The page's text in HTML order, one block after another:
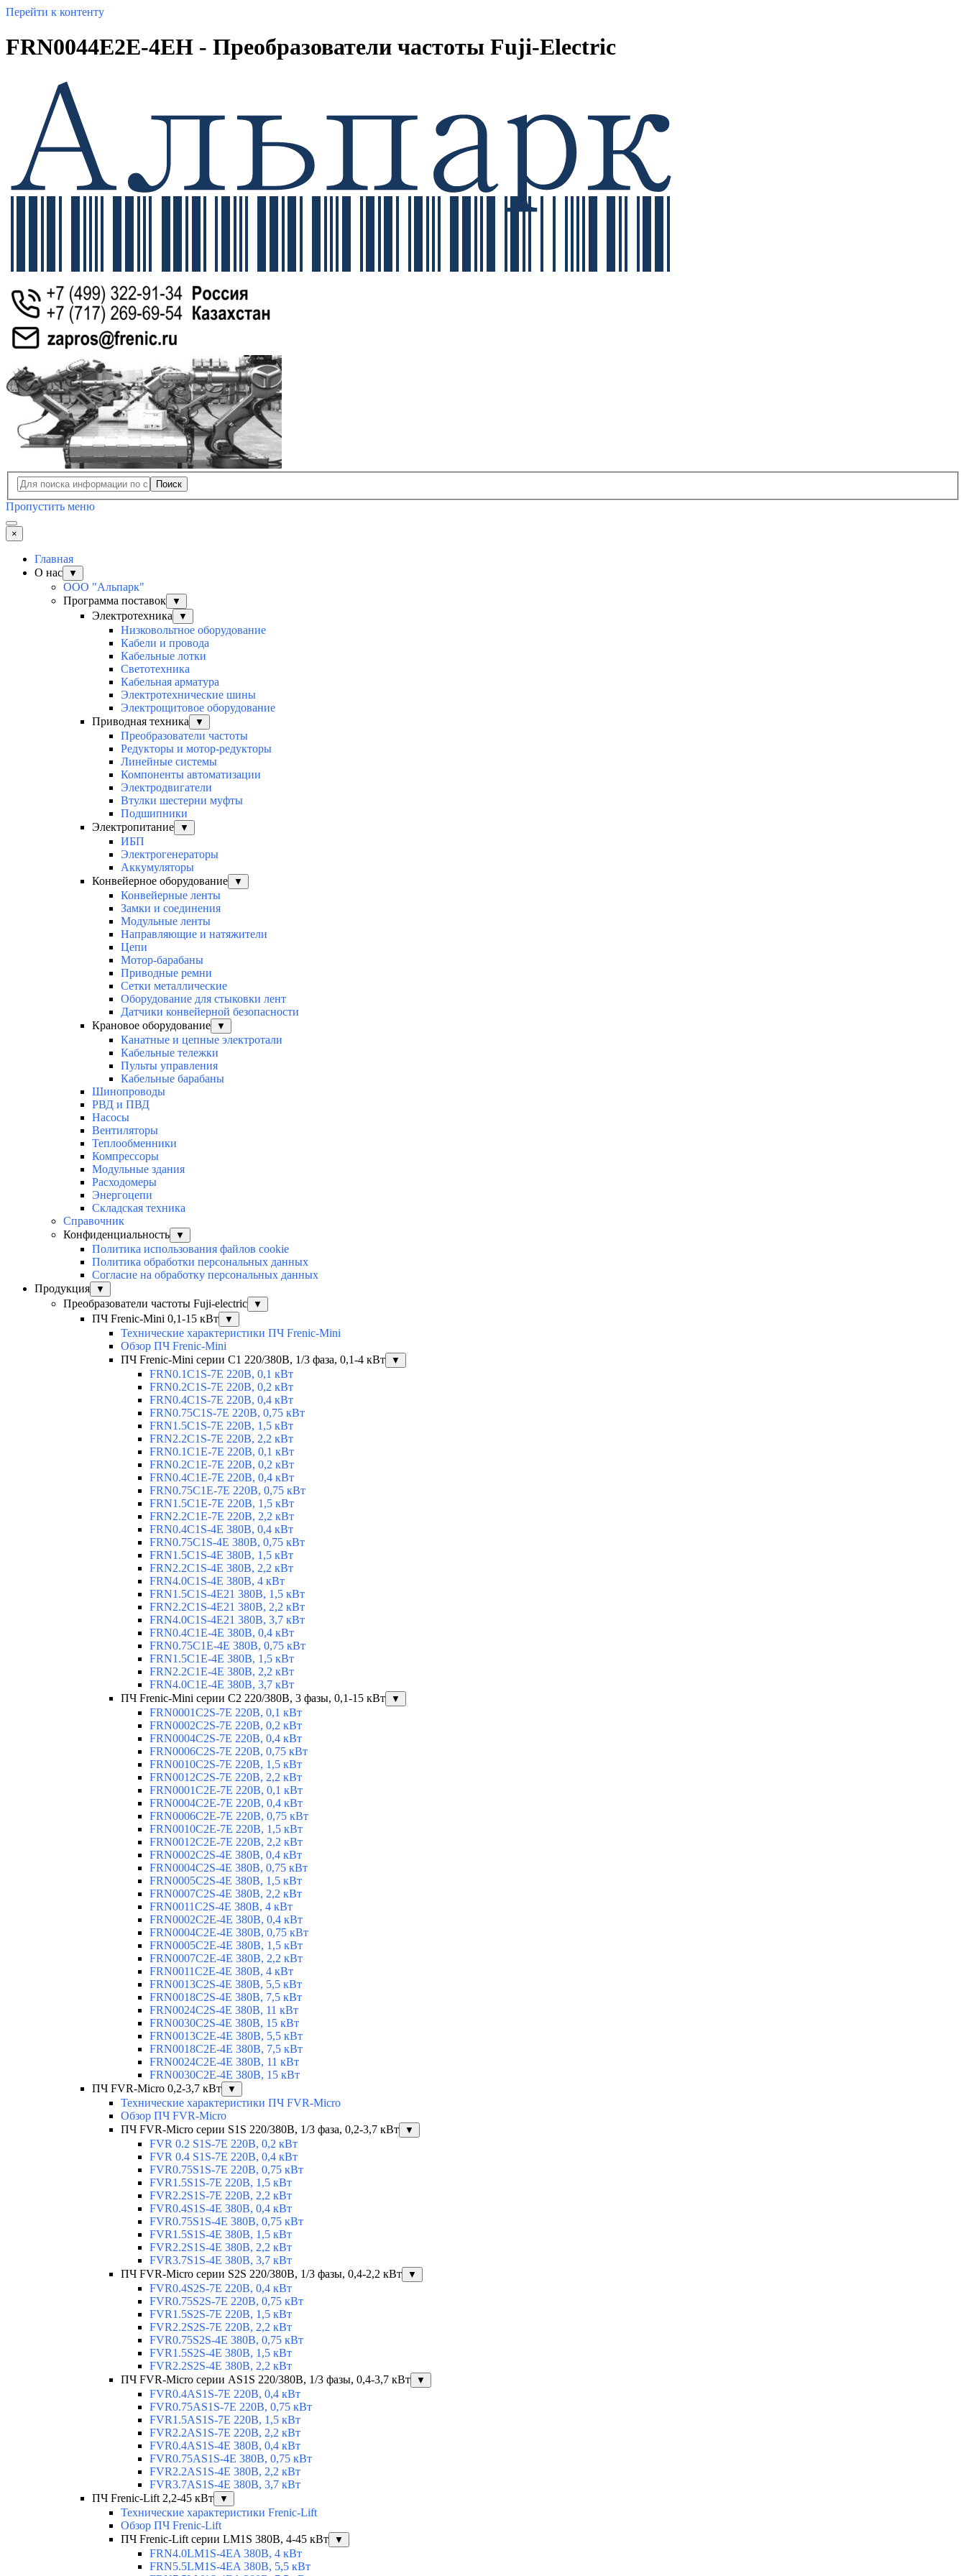
Перейти к контенту
FRN0044E2E-4EH - Преобразователи частоты Fuji-Electric
Поиск
Пропустить меню
×
Главная
О нас
▼
ООО "Альпарк"
Программа поставок
▼
Электротехника ▼
Низковольтное оборудование
Кабели и провода
Кабельные лотки
Светотехника
Кабельная арматура
Электротехнические шины
Электрощитовое оборудование
Приводная техника
▼
Преобразователи частоты
Редукторы и мотор-редукторы
Линейные системы
Компоненты автоматизации
Электродвигатели
Втулки шестерни муфты
Подшипники
Электропитание
▼
ИБП
Электрогенераторы
Аккумуляторы
Конвейерное оборудование
▼
Конвейерные ленты
Замки и соединения
Модульные ленты
Направляющие и натяжители
Цепи
Мотор-барабаны
Приводные ремни
Сетки металлические
Оборудование для стыковки лент
Датчики конвейерной безопасности
Крановое оборудование
▼
Канатные и цепные электротали
Кабельные тележки
Пульты управления
Кабельные барабаны
Шинопроводы
РВД и ПВД
Насосы
Вентиляторы
Теплообменники
Компрессоры
Модульные здания
Расходомеры
Энергоцепи
Складская техника
Справочник
Конфиденциальность
▼
Политика использования файлов cookie
Политика обработки персональных данных
Согласие на обработку персональных данных
Продукция
▼
Преобразователи частоты Fuji-electric ▼
ПЧ Frenic-Mini 0,1-15 кВт ▼
Технические характеристики ПЧ Frenic-Mini
Обзор ПЧ Frenic-Mini
ПЧ Frenic-Mini серии C1 220/380В, 1/3 фаза, 0,1-4 кВт
▼
FRN0.1C1S-7E 220В, 0,1 кВт
FRN0.2C1S-7E 220В, 0,2 кВт
FRN0.4C1S-7E 220В, 0,4 кВт
FRN0.75C1S-7E 220В, 0,75 кВт
FRN1.5C1S-7E 220В, 1,5 кВт
FRN2.2C1S-7E 220В, 2,2 кВт
FRN0.1C1E-7E 220В, 0,1 кВт
FRN0.2C1E-7E 220В, 0,2 кВт
FRN0.4C1E-7E 220В, 0,4 кВт
FRN0.75C1E-7E 220В, 0,75 кВт
FRN1.5C1E-7E 220В, 1,5 кВт
FRN2.2C1E-7E 220В, 2,2 кВт
FRN0.4C1S-4E 380В, 0,4 кВт
FRN0.75C1S-4E 380В, 0,75 кВт
FRN1.5C1S-4E 380В, 1,5 кВт
FRN2.2C1S-4E 380В, 2,2 кВт
FRN4.0C1S-4E 380В, 4 кВт
FRN1.5C1S-4E21 380В, 1,5 кВт
FRN2.2C1S-4E21 380В, 2,2 кВт
FRN4.0C1S-4E21 380В, 3,7 кВт
FRN0.4C1E-4E 380В, 0,4 кВт
FRN0.75C1E-4E 380В, 0,75 кВт
FRN1.5C1E-4E 380В, 1,5 кВт
FRN2.2C1E-4E 380В, 2,2 кВт
FRN4.0C1E-4E 380В, 3,7 кВт
ПЧ Frenic-Mini серии С2 220/380В, 3 фазы, 0,1-15 кВт
▼
FRN0001C2S-7E 220В, 0,1 кВт
FRN0002C2S-7E 220В, 0,2 кВт
FRN0004C2S-7E 220В, 0,4 кВт
FRN0006C2S-7E 220В, 0,75 кВт
FRN0010C2S-7E 220В, 1,5 кВт
FRN0012C2S-7E 220В, 2,2 кВт
FRN0001C2E-7E 220В, 0,1 кВт
FRN0004C2E-7E 220В, 0,4 кВт
FRN0006C2E-7E 220В, 0,75 кВт
FRN0010C2E-7E 220В, 1,5 кВт
FRN0012C2E-7E 220В, 2,2 кВт
FRN0002C2S-4E 380В, 0,4 кВт
FRN0004C2S-4E 380В, 0,75 кВт
FRN0005C2S-4E 380В, 1,5 кВт
FRN0007C2S-4E 380В, 2,2 кВт
FRN0011C2S-4E 380В, 4 кВт
FRN0002C2E-4E 380В, 0,4 кВт
FRN0004C2E-4E 380В, 0,75 кВт
FRN0005C2E-4E 380В, 1,5 кВт
FRN0007C2E-4E 380В, 2,2 кВт
FRN0011C2E-4E 380В, 4 кВт
FRN0013C2S-4E 380В, 5,5 кВт
FRN0018C2S-4E 380В, 7,5 кВт
FRN0024C2S-4E 380В, 11 кВт
FRN0030C2S-4E 380В, 15 кВт
FRN0013C2E-4E 380В, 5,5 кВт
FRN0018C2E-4E 380В, 7,5 кВт
FRN0024C2E-4E 380В, 11 кВт
FRN0030C2E-4E 380В, 15 кВт
ПЧ FVR-Micro 0,2-3,7 кВт
▼
Технические характеристики ПЧ FVR-Micro
Обзор ПЧ FVR-Micro
ПЧ FVR-Micro серии S1S 220/380В, 1/3 фаза, 0,2-3,7 кВт
▼
FVR 0.2 S1S-7E 220В, 0,2 кВт
FVR 0.4 S1S-7E 220В, 0,4 кВт
FVR0.75S1S-7E 220В, 0,75 кВт
FVR1.5S1S-7E 220В, 1,5 кВт
FVR2.2S1S-7E 220В, 2,2 кВт
FVR0.4S1S-4E 380В, 0,4 кВт
FVR0.75S1S-4E 380В, 0,75 кВт
FVR1.5S1S-4E 380В, 1,5 кВт
FVR2.2S1S-4E 380В, 2,2 кВт
FVR3.7S1S-4E 380В, 3,7 кВт
ПЧ FVR-Micro серии S2S 220/380В, 1/3 фазы, 0,4-2,2 кВт
▼
FVR0.4S2S-7E 220В, 0,4 кВт
FVR0.75S2S-7E 220В, 0,75 кВт
FVR1.5S2S-7E 220В, 1,5 кВт
FVR2.2S2S-7E 220В, 2,2 кВт
FVR0.75S2S-4E 380В, 0,75 кВт
FVR1.5S2S-4E 380В, 1,5 кВт
FVR2.2S2S-4E 380В, 2,2 кВт
ПЧ FVR-Micro серии AS1S 220/380В, 1/3 фазы, 0,4-3,7 кВт
▼
FVR0.4AS1S-7E 220В, 0,4 кВт
FVR0.75AS1S-7E 220В, 0,75 кВт
FVR1.5AS1S-7E 220В, 1,5 кВт
FVR2.2AS1S-7E 220В, 2,2 кВт
FVR0.4AS1S-4E 380В, 0,4 кВт
FVR0.75AS1S-4E 380В, 0,75 кВт
FVR2.2AS1S-4E 380В, 2,2 кВт
FVR3.7AS1S-4E 380В, 3,7 кВт
ПЧ Frenic-Lift 2,2-45 кВт
▼
Технические характеристики Frenic-Lift
Обзор ПЧ Frenic-Lift
ПЧ Frenic-Lift серии LM1S 380В, 4-45 кВт
▼
FRN4.0LM1S-4EA 380В, 4 кВт
FRN5.5LM1S-4EA 380В, 5,5 кВт